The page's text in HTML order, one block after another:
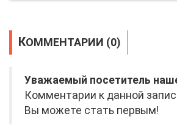
КОММЕНТАРИИ (0)
Уважаемый посетитель
Комментарии к данной
Вы можете стать первым!